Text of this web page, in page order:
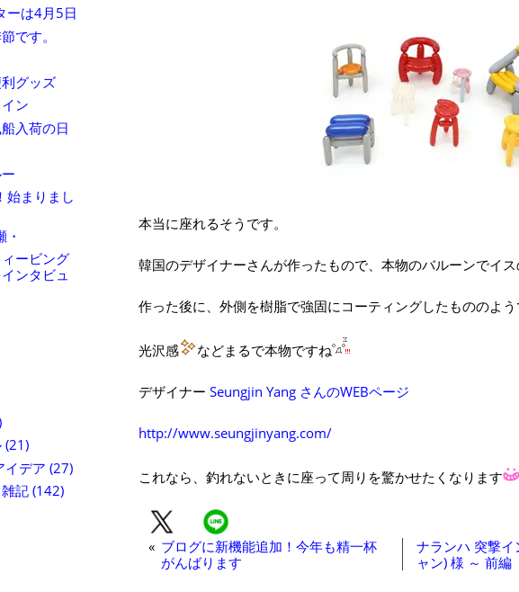
ーは4月5日
です。
グッズ
ン
入荷の日
始まりまし
ービング
ンタビュ
(21)
イデア (27)
記 (142)
本当に座れるそうです。
韓国のデザイナーさんが作ったもので、本物のバルーンでイ
作った後に、外側を樹脂で強固にコーティングしたもののよ
光沢感 などまるで本物ですね
デザイナー Seungjin Yang さんのWEBページ
http://www.seungjinyang.com/
これなら、釣れないときに座って周りを驚かせたくなります
« ブログに新機能追加！今年も精一杯
がんばります
ナランハ 突撃
ャン) 様 ～ 前編